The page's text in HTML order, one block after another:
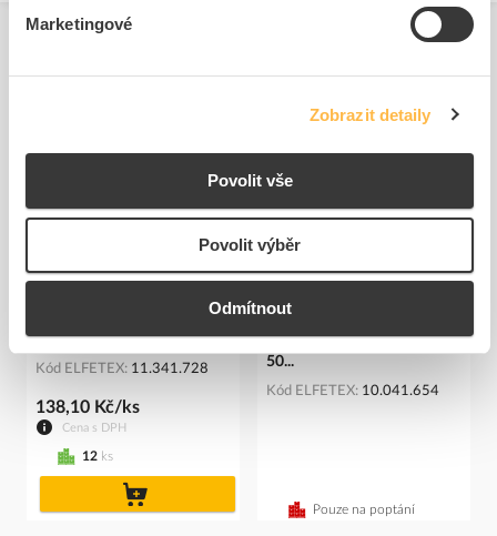
Marketingové
Zobrazit detaily
Povolit vše
Povolit výběr
Odmítnout
FK TECHNICS Hořák GAS-
MINI plynový miniaturní
Kód ELFETEX 11.341.728
Cena s DPH
138,10 Kč/ks
12 ks
PROTEC Nůžky PEHS
elektrikářské délka čepele
50...
Kód ELFETEX 10.041.654
Pouze na poptání